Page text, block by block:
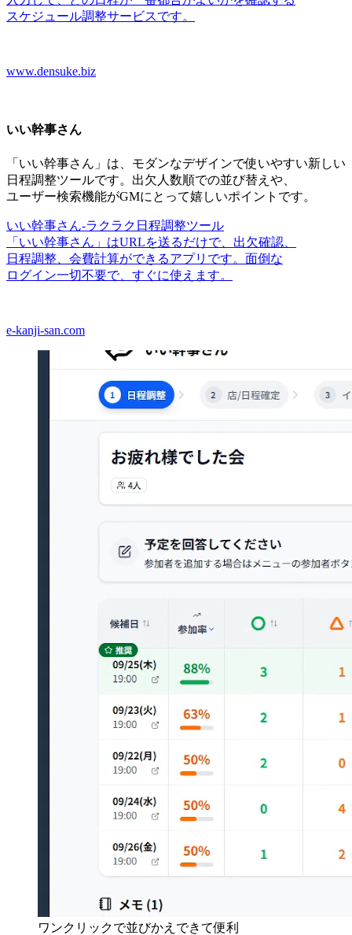
スケジュール調整サービスです。
www.densuke.biz
いい幹事さん
「いい幹事さん」は、 モダンなデザインで使いやすい新しい
日程調整ツールです。 出欠人数順での並び替えや、
ユーザー検索機能がGMに とって嬉しいポイントです。
いい幹事さん-ラクラク日程調整ツール
「いい幹事さん」はURLを送るだけで、 出欠確認、
日程調整、 会費計算ができるアプリです。 面倒な
ログイン一切不要で、 すぐに使えます。
e-kanji-san.com
ワンクリックで並びかえできて便利